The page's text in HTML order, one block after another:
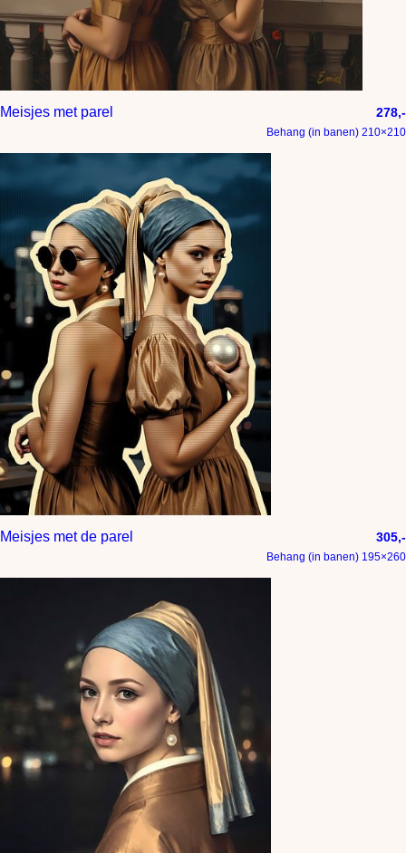
Meisjes met parel 278,-
Behang (in banen) 210×210
Meisjes met de parel 305,-
Behang (in banen) 195×260